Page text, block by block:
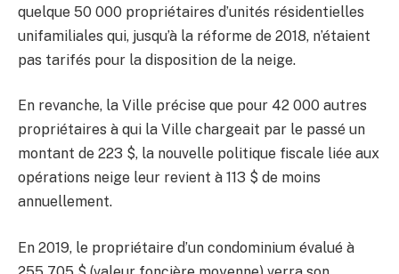
quelque 50 000 propriétaires d’unités résidentielles
unifamiliales qui, jusqu’à la réforme de 2018, n’étaient
pas tarifés pour la disposition de la neige.
En revanche, la Ville précise que pour 42 000 autres
propriétaires à qui la Ville chargeait par le passé un
montant de 223 $, la nouvelle politique fiscale liée aux
opérations neige leur revient à 113 $ de moins
annuellement.
En 2019, le propriétaire d’un condominium évalué à